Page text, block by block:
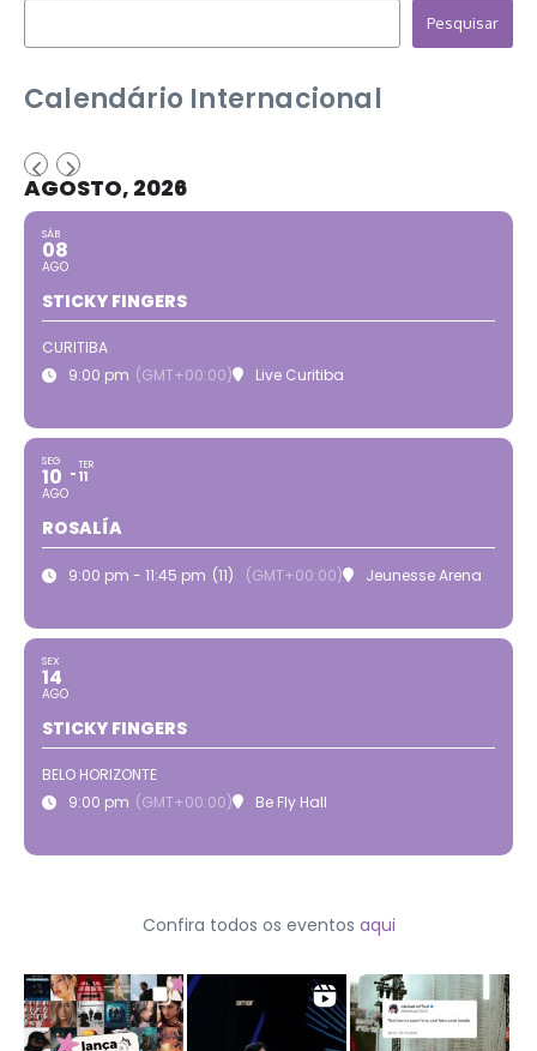
Pesquisar
Calendário Internacional
AGOSTO, 2026
SÁB
08
AGO
STICKY FINGERS
CURITIBA
9:00 pm (GMT+00:00) Live Curitiba
SEG
10
AGO
TER
11
ROSALÍA
9:00 pm - 11:45 pm (11) (GMT+00:00) Jeunesse Arena
SEX
14
AGO
STICKY FINGERS
BELO HORIZONTE
9:00 pm (GMT+00:00) Be Fly Hall
Confira todos os eventos aqui